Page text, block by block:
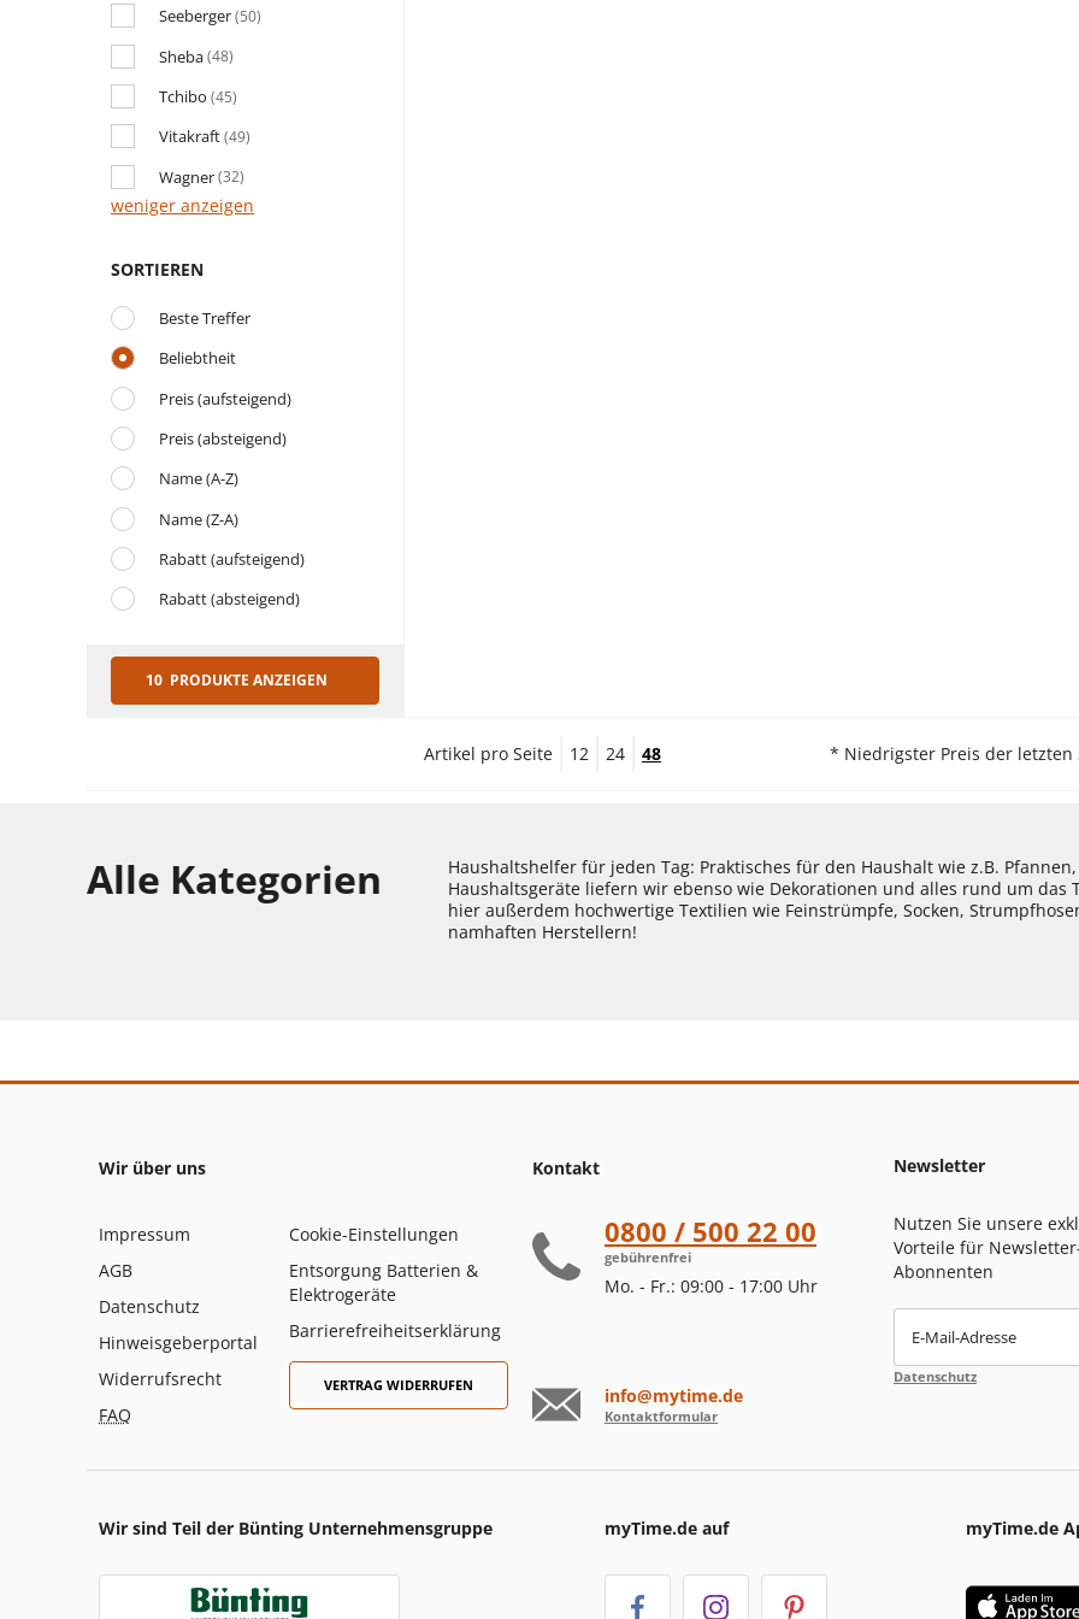
Seeberger(50)
Sheba(48)
Tchibo (45)
Vitakraft(49)
Wagner(32)
weniger anzeigen
SORTIEREN
Beste Treffer
Beliebtheit
Preis (aufsteigend)
Preis (absteigend)
Name (A-Z)
Name (Z-A)
Rabatt (aufsteigend)
Rabatt (absteigend)
10 PRODUKTE ANZEIGEN
Artikel pro Seite 12 24 48 * Niedrigster Preis der letzten
Alle Kategorien
Haushaltshelfer für jeden Tag: Praktisches für den Haushalt wie z.B.
Haushaltsgeräte liefern wir ebenso wie Dekorationen und alles rund um das
hier außerdem hochwertige Textilien wie Feinstrümpfe, Socken,
namhaften Herstellern!
Wir über uns
Impressum
AGB
Datenschutz
Hinweisgeberportal
Widerrufsrecht
FAQ
Cookie-Einstellungen
Entsorgung Batterien &
Elektrogeräte
Barrierefreiheitserklärung
VERTRAG WIDERRUFEN
Kontakt
0800 / 500 22 00
gebührenfrei
Mo. - Fr.: 09:00 - 17:00 Uhr
info@mytime.de
Kontaktformular
Newsletter
Nutzen Sie unsere
Vorteile für
Abonnenten
E-Mail-Adresse
Datenschutz
Wir sind Teil der Bünting Unternehmensgruppe myTime.de auf myTime.de